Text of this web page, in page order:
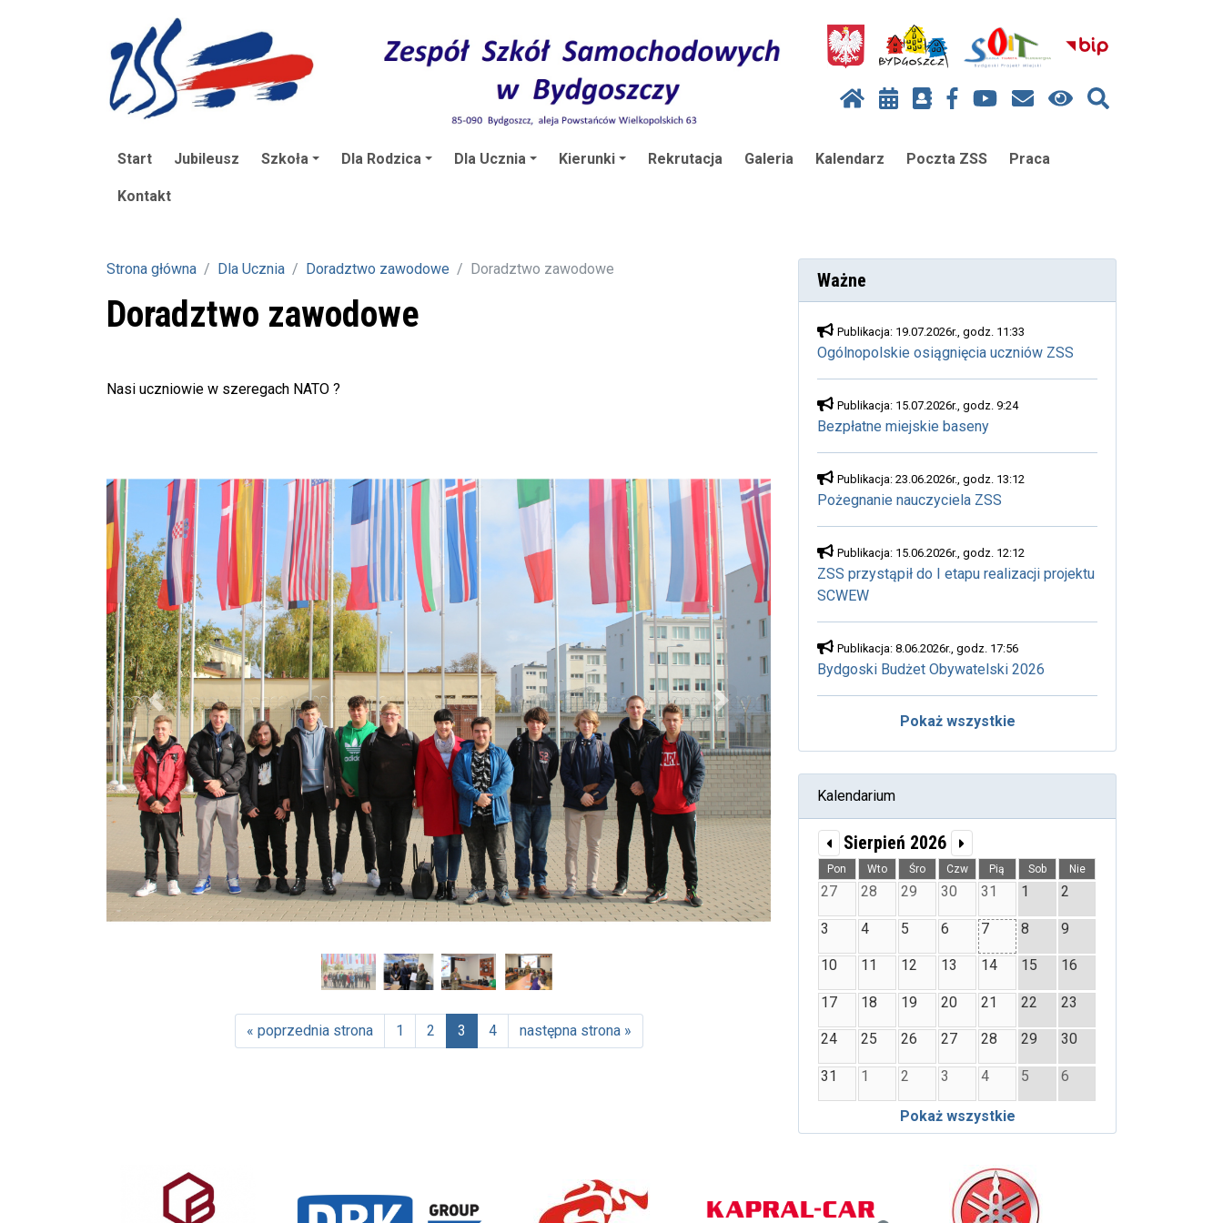
Start Jubileusz Szkoła Dla Rodzica Dla Ucznia Kierunki Rekrutacja Galeria Kalendarz Poczta ZSS Praca
Kontakt
Strona główna Dla Ucznia Doradztwo zawodowe Doradztwo zawodowe
Doradztwo zawodowe
Nasi uczniowie w szeregach NATO ?
Poprzedni Następny
« poprzednia strona 1 2
3
4 następna strona »
Ważne
Publikacja: 19.07.2026r., godz. 11:33
Ogólnopolskie osiągnięcia uczniów ZSS
Publikacja: 15.07.2026r., godz. 9:24
Bezpłatne miejskie baseny
Publikacja: 23.06.2026r., godz. 13:12
Pożegnanie nauczyciela ZSS
Publikacja: 15.06.2026r., godz. 12:12
ZSS przystąpił do I etapu realizacji projektu
SCWEW
Publikacja: 8.06.2026r., godz. 17:56
Bydgoski Budżet Obywatelski 2026
Pokaż wszystkie
Kalendarium
Sierpień 2026
Pon Wto Śro Czw Pią Sob Nie
27 28 29 30 31 1 2
3 4 5 6 7 8 9
10 11 12 13 14 15 16
17 18 19 20 21 22 23
24 25 26 27 28 29 30
31 1 2 3 4 5 6
Pokaż wszystkie